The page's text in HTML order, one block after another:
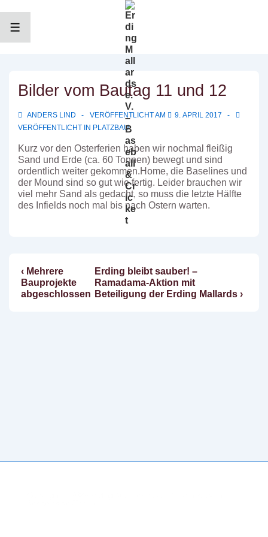
InhaltMENÜ
Bilder vom Bautag 11 und 12
ANDERS LIND VERÖFFENTLICHT AM
9. APRIL 2017
VERÖFFENTLICHT IN PLATZBAU
Kurz vor den Osterferien haben wir nochmal fleißig
Sand und Erde (ca. 60 Tonnen) bewegt und sind
ordentlich weiter gekommen.Home, die Baselines und
der Mound sind so gut wie fertig. Leider brauchen wir
viel mehr Sand als gedacht, so muss die letzte Hälfte
des Infields noch mal bis nach Ostern warten.
Beitragsnavigation
Vorheriger
Beitrag
ist
‹ Mehrere
Bauprojekte
abgeschlossen
Nächster
Beitrag
ist
Erding bleibt sauber! –
Ramadama-Aktion mit
Beteiligung der Erding Mallards ›